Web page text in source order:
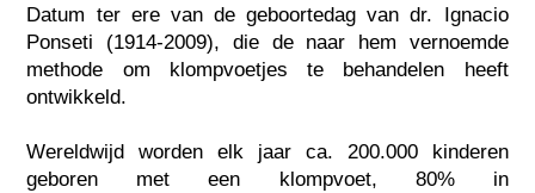
Datum ter ere van de geboortedag van dr. Ignacio
Ponseti (1914-2009), die de naar hem vernoemde
methode om klompvoetjes te behandelen heeft
ontwikkeld.
Wereldwijd worden elk jaar ca. 200.000 kinderen
geboren met een klompvoet, 80% in